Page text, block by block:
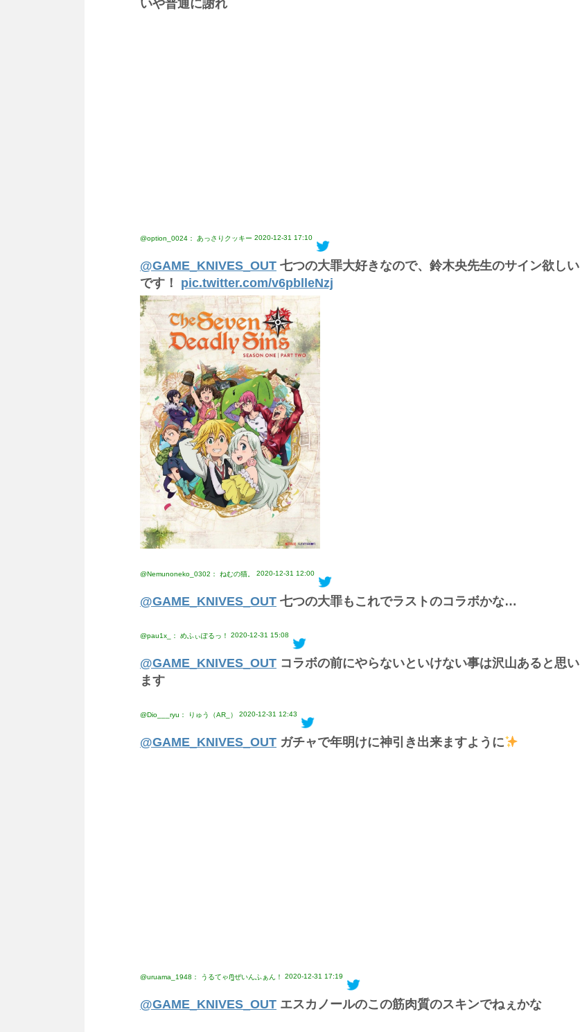
いや普通に謝れ
@option_0024： あっさりクッキー 2020-12-31 17:10
@GAME_KNIVES_OUT 七つの大罪大好きなので、鈴木央先生のサイン欲しい
です！ pic.twitter.com/v6pblleNzj
@Nemunoneko_0302： ねむの猫。 2020-12-31 12:00
@GAME_KNIVES_OUT 七つの大罪もこれでラストのコラボかな…
@pau1x_： めふぃぽるっ！ 2020-12-31 15:08
@GAME_KNIVES_OUT コラボの前にやらないといけない事は沢山あると思い
ます
@Dio___ryu： りゅう（AR_） 2020-12-31 12:43
@GAME_KNIVES_OUT ガチャで年明けに神引き出来ますように
@uruama_1948： うるてゃᙏ̤̫͚ぜいんふぁん！ 2020-12-31 17:19
@GAME_KNIVES_OUT エスカノールのこの筋肉質のスキンでねぇかな